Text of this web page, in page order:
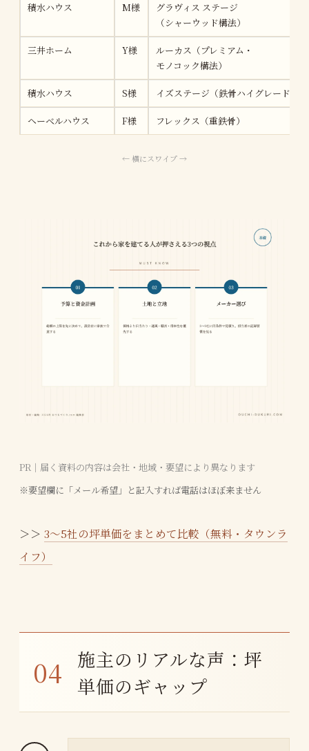
積水ハウス M様
グラヴィス ステージ
（シャーウッド構法）
三井ホーム Y様
ルーカス（プレミアム・
モノコック構法）
積水ハウス S様 イズステージ（鉄骨ハイグレード）
ヘーベルハウス F様 フレックス（重鉄骨）
PR｜届く資料の内容は会社・地域・要望により異なります
※要望欄に「メール希望」と記入すれば電話はほぼ来ません
＞＞ 3〜5社の坪単価をまとめて比較（無料・タウンラ
イフ）
施主のリアルな声：坪
単価のギャップ